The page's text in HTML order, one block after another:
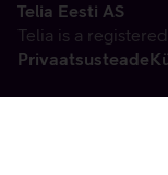
Telia Eesti AS
Telia is a
Privaatsusteade